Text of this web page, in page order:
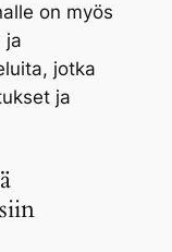
on myös
ja
jotka
ja